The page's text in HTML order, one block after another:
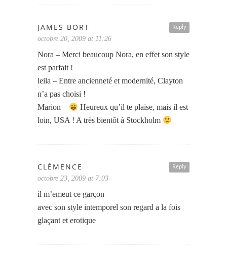
Reply
JAMES BORT
octobre 20, 2009 at 11:26
Nora – Merci beaucoup Nora, en effet son style
est parfait !
leila – Entre ancienneté et modernité, Clayton
n’a pas choisi !
Marion –
Heureux qu’il te plaise, mais il est
loin, USA ! A très bientôt à Stockholm
Reply
CLÉMENCE
octobre 23, 2009 at 7:03
il m’emeut ce garçon
avec son style intemporel son regard a la fois
glaçant et erotique